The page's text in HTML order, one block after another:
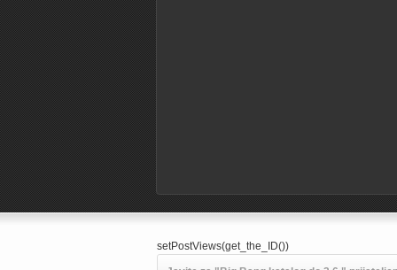
setPostViews(get_the_ID())